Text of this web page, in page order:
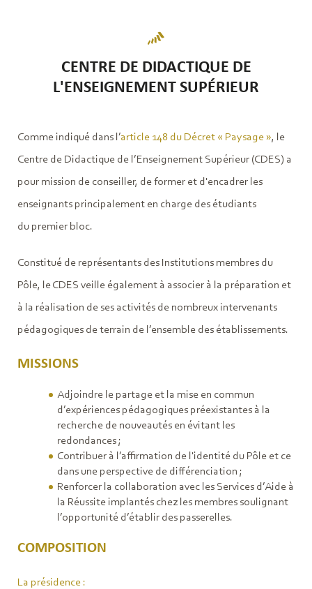
CENTRE DE DIDACTIQUE DE
L'ENSEIGNEMENT SUPÉRIEUR
Comme indiqué dans l’article 148 du Décret « Paysage », le
Centre de Didactique de l’Enseignement Supérieur (CDES) a
pour mission de conseiller, de former et d'encadrer les
enseignants principalement en charge des étudiants
du premier bloc.
Constitué de représentants des Institutions membres du
Pôle, le CDES veille également à associer à la préparation et
à la réalisation de ses activités de nombreux intervenants
pédagogiques de terrain de l’ensemble des établissements.
MISSIONS
Adjoindre le partage et la mise en commun
d’expériences pédagogiques préexistantes à la
recherche de nouveautés en évitant les
redondances ;
Contribuer à l’affirmation de l'identité du Pôle et ce
dans une perspective de différenciation ;
Renforcer la collaboration avec les Services d’Aide à
la Réussite implantés chez les membres soulignant
l’opportunité d’établir des passerelles.
COMPOSITION
La présidence :